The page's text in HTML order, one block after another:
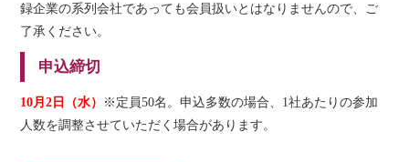
録企業の系列会社であっても会員扱いとはなりませんので、ご
了承ください。
申込締切
10月2日（水）
※定員50名。申込多数の場合、1社あたりの参加
人数を調整させていただく場合があります。